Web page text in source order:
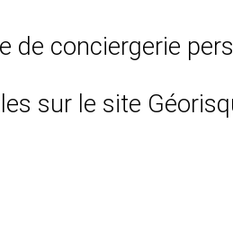
de conciergerie
sur le site